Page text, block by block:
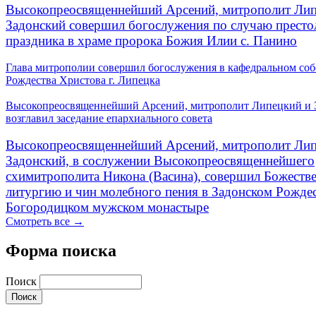
Высокопреосвященнейший Арсений, митрополит
Задонский совершил богослужения по случаю
праздника в храме пророка Божия Илии с. Панино
Глава митрополии совершил богослужения в кафедральном
Рождества Христова г. Липецка
Высокопреосвященнейший Арсений, митрополит Липецкий и
возглавил заседание епархиального совета
Высокопреосвященнейший Арсений, митрополит
Задонский, в сослужении Высокопреосвященнейшего
схимитрополита Никона (Васина), совершил
литургию и чин молебного пения в Задонском
Богородицком мужском монастыре
Смотреть все →
Форма поиска
Поиск